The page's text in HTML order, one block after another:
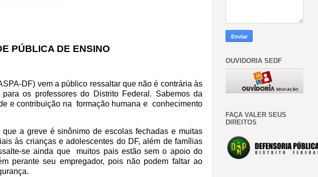
PÚBLICA DE ENSINO
DF) vem a público ressaltar que não é contrária às
para os professores do Distrito Federal. Sabemos da
e contribuição na formação humana e conhecimento
a greve é sinônimo de escolas fechadas e muitas
às crianças e adolescentes do DF, além de famílias
se ainda que
muitos pais estão sem o apoio do
perante seu empregador, pois não podem faltar ao
OUVIDORIA SEDF
FAÇA VALER SEUS
DIREITOS